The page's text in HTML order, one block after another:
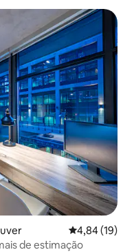
4,84 de uma
4,84 (19)
de estimação